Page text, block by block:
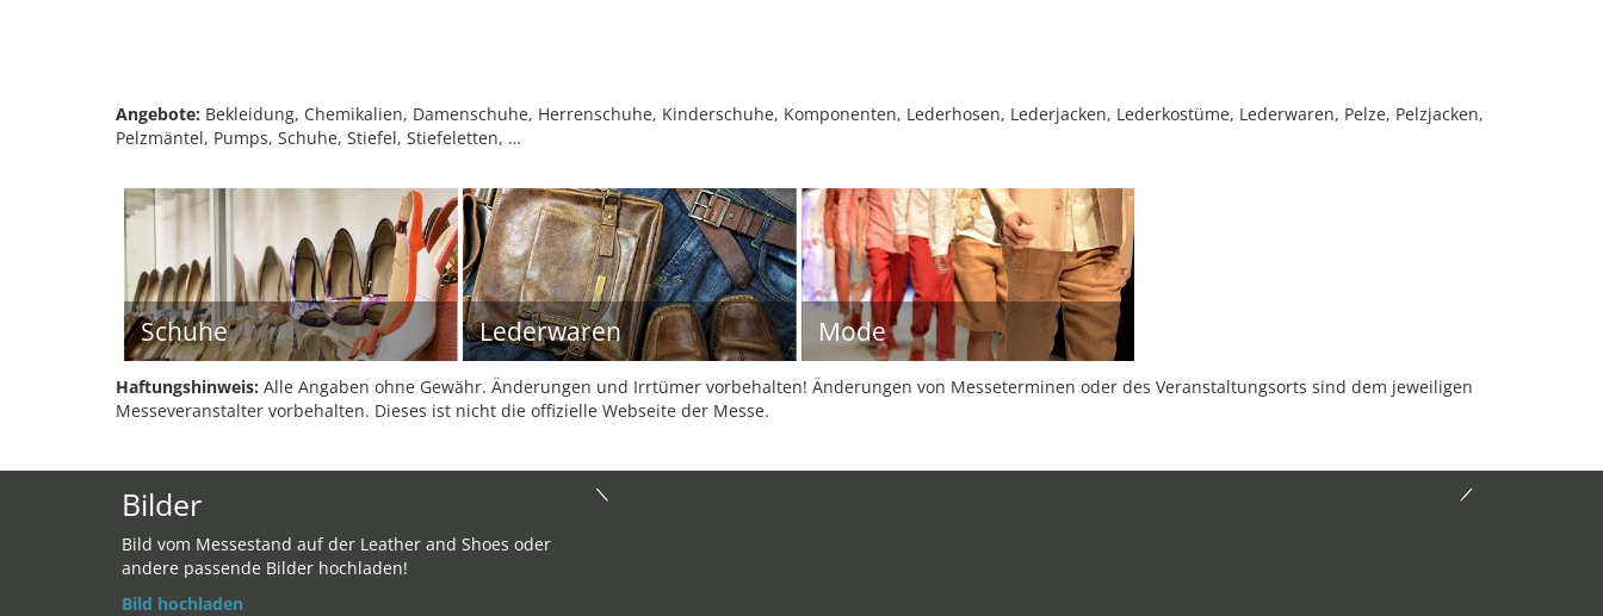
Angebote: Bekleidung, Chemikalien, Damenschuhe, Herrenschuhe, Kinderschuhe, Komponenten, Lederhosen, Lederjacken, Lederkostüme, Lederwaren, Pelze, Pelzjacken,
Pelzmäntel, Pumps, Schuhe, Stiefel, Stiefeletten, …
Schuhe Lederwaren Mode
Haftungshinweis: Alle Angaben ohne Gewähr. Änderungen und Irrtümer vorbehalten! Änderungen von Messeterminen oder des Veranstaltungsorts sind dem jeweiligen
Messeveranstalter vorbehalten. Dieses ist nicht die offizielle Webseite der Messe.
Bilder
Bild vom Messestand auf der Leather and Shoes oder
andere passende Bilder hochladen!
Bild hochladen